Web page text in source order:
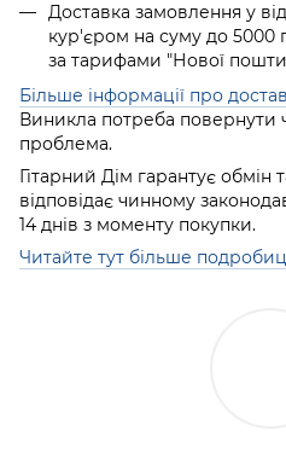
Доставка замовлення у
кур'єром на суму до 5000
за тарифами "Нової
Більше інформації про
Виникла потреба повернути
проблема.
Гітарний Дім гарантує
відповідає чинному
14 днів з моменту покупки.
Читайте тут більше